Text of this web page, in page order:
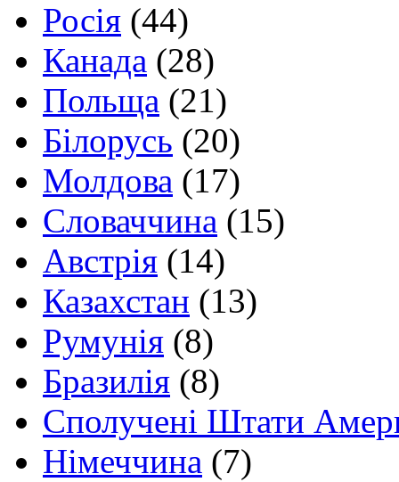
Росія (44)
Канада (28)
Польща (21)
Білорусь (20)
Молдова (17)
Словаччина (15)
Австрія (14)
Казахстан (13)
Румунія (8)
Бразилія (8)
Сполучені Штати
Німеччина (7)